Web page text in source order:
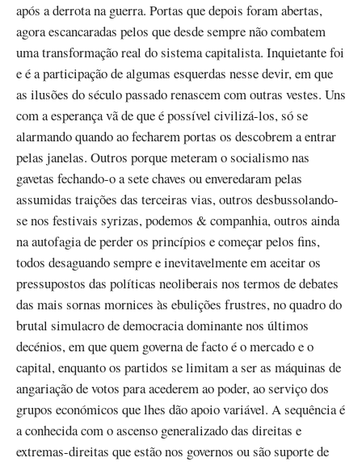
após a derrota na guerra. Portas que depois foram abertas,
agora escancaradas pelos que desde sempre não combatem
uma transformação real do sistema capitalista. Inquietante foi
e é a participação de algumas esquerdas nesse devir, em que
as ilusões do século passado renascem com outras vestes. Uns
com a esperança vã de que é possível civilizá-los, só se
alarmando quando ao fecharem portas os descobrem a entrar
pelas janelas. Outros porque meteram o socialismo nas
gavetas fechando-o a sete chaves ou enveredaram pelas
assumidas traições das terceiras vias, outros desbussolando-
se nos festivais syrizas, podemos & companhia, outros ainda
na autofagia de perder os princípios e começar pelos fins,
todos desaguando sempre e inevitavelmente em aceitar os
pressupostos das políticas neoliberais nos termos de debates
das mais sornas mornices às ebulições frustres, no quadro do
brutal simulacro de democracia dominante nos últimos
decénios, em que quem governa de facto é o mercado e o
capital, enquanto os partidos se limitam a ser as máquinas de
angariação de votos para acederem ao poder, ao serviço dos
grupos económicos que lhes dão apoio variável. A sequência é
a conhecida com o ascenso generalizado das direitas e
extremas-direitas que estão nos governos ou são suporte de